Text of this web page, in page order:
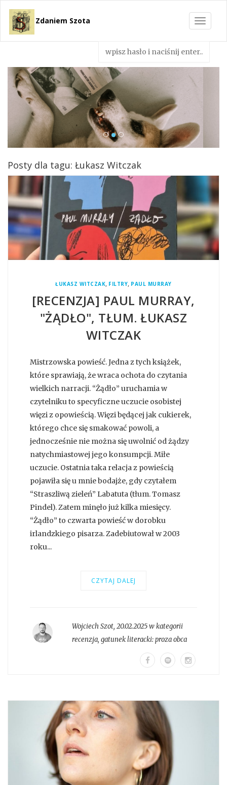
Toggle
Zdaniem Szota
Posty dla tagu: Łukasz Witczak
ŁUKASZ WITCZAK, FILTRY, PAUL MURRAY
[RECENZJA] PAUL MURRAY,
"ŻĄDŁO", TŁUM. ŁUKASZ
WITCZAK
Mistrzowska powieść. Jedna z tych książek,
które sprawiają, że wraca ochota do czytania
wielkich narracji. “Żądło” uruchamia w
czytelniku to specyficzne uczucie osobistej
więzi z opowieścią. Więzi będącej jak cukierek,
którego chce się smakować powoli, a
jednocześnie nie można się uwolnić od żądzy
natychmiastowej jego konsumpcji. Miłe
uczucie. Ostatnia taka relacja z powieścią
pojawiła się u mnie bodajże, gdy czytałem
“Straszliwą zieleń” Labatuta (tłum. Tomasz
Pindel). Zatem minęło już kilka miesięcy.
“Żądło” to czwarta powieść w dorobku
irlandzkiego pisarza. Zadebiutował w 2003
roku...
CZYTAJ DALEJ
Wojciech Szot, 20.02.2025 w kategorii
recenzja, gatunek literacki:proza obca